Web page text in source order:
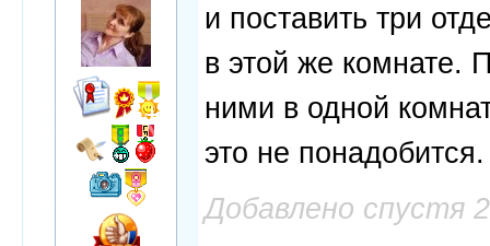
и поставить три
в этой же комнате.
ними в одной
это не понадобится.
Добавлено спустя